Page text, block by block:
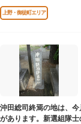
寺（げんくうじ）にあり
上野・御徒町エリア
沖田総司終焉の地は、
があります。新選組隊